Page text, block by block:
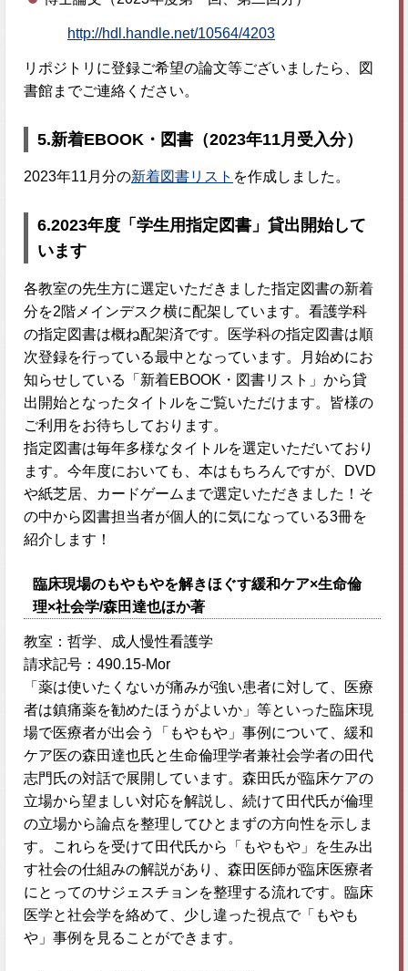
http://hdl.handle.net/10564/4203
リポジトリに登録ご希望の論文等ございましたら、図
書館までご連絡ください。
5.新着EBOOK・図書（2023年11月受入分）
2023年11月分の新着図書リスト を作成しました。
6.2023年度「学生用指定図書」貸出開始して
います
各教室の先生方に選定いただきました指定図書の新着
分を2階メインデスク横に配架しています。看護学科
の指定図書は概ね配架済です。医学科の指定図書は順
次登録を行っている最中となっています。月始めにお
知らせしている「新着EBOOK・図書リスト」から貸
出開始となったタイトルをご覧いただけます。皆様の
ご利用をお待ちしております。
指定図書は毎年多様なタイトルを選定いただいており
ます。今年度においても、本はもちろんですが、DVD
や紙芝居、カードゲームまで選定いただきました！そ
の中から図書担当者が個人的に気になっている3冊を
紹介します！
臨床現場のもやもやを解きほぐす緩和ケア×生命倫
理×社会学/森田達也ほか著
教室：哲学、成人慢性看護学
請求記号：490.15-Mor
「薬は使いたくないが痛みが強い患者に対して、医療
者は鎮痛薬を勧めたほうがよいか」等といった臨床現
場で医療者が出会う「もやもや」事例について、緩和
ケア医の森田達也氏と生命倫理学者兼社会学者の田代
志門氏の対話で展開しています。森田氏が臨床ケアの
立場から望ましい対応を解説し、続けて田代氏が倫理
の立場から論点を整理してひとまずの方向性を示しま
す。これらを受けて田代氏から「もやもや」を生み出
す社会の仕組みの解説があり、森田医師が臨床医療者
にとってのサジェスチョンを整理する流れです。臨床
医学と社会学を絡めて、少し違った視点で「もやも
や」事例を見ることができます。